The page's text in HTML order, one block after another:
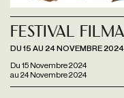
Du 15 Novembre 2024
au 24 Novembre 2024
Festival
DU 15 AU 24 NOVEMBRE 2024